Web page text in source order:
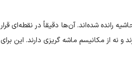
رانده شده‌اند. آن‌ها دقیقاً در نقطه‌ای قرار
و نه از مکانیسم ماشه گریزی دارند. این برای